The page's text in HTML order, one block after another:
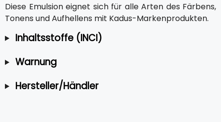
Diese Emulsion eignet sich für alle Arten des Färbens,
Tonens und Aufhellens mit Kadus-Markenprodukten.
Inhaltsstoffe (INCI)
Warnung
Hersteller/Händler